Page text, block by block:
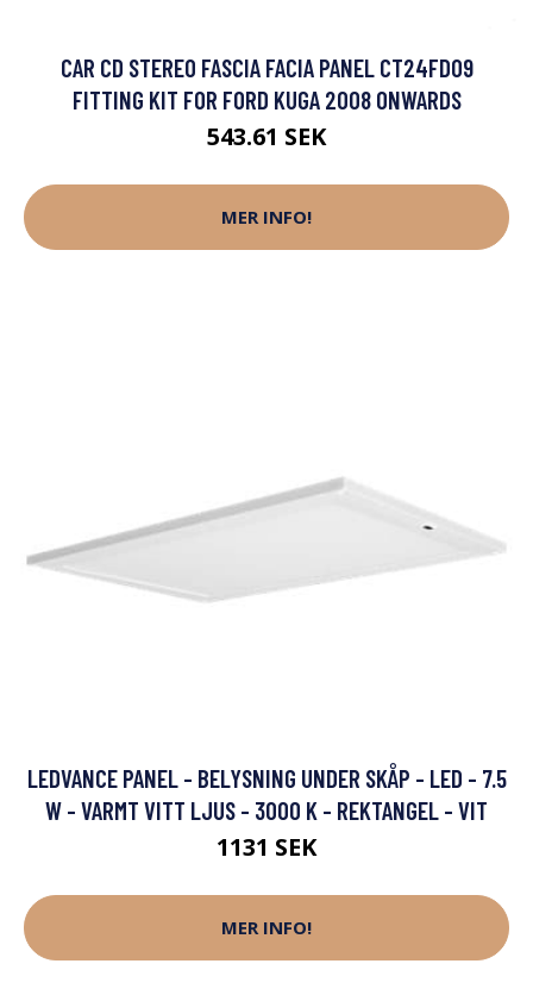
CAR CD STEREO FASCIA FACIA PANEL CT24FD09
FITTING KIT FOR FORD KUGA 2008 ONWARDS
543.61 SEK
MER INFO!
LEDVANCE PANEL - BELYSNING UNDER SKÅP - LED - 7.5
W - VARMT VITT LJUS - 3000 K - REKTANGEL - VIT
1131 SEK
MER INFO!